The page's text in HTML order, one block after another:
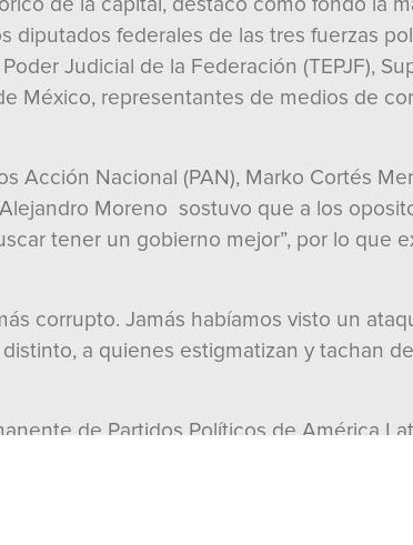
diputados federales de las tres fuerzas
Judicial de la Federación (TEPJF),
México, representantes de medios de
Acción Nacional (PAN), Marko Cortés
Moreno sostuvo que a los
tener un gobierno mejor”, por lo que
corrupto. Jamás habíamos visto un
a quienes estigmatizan y tachan
de Partidos Políticos de América